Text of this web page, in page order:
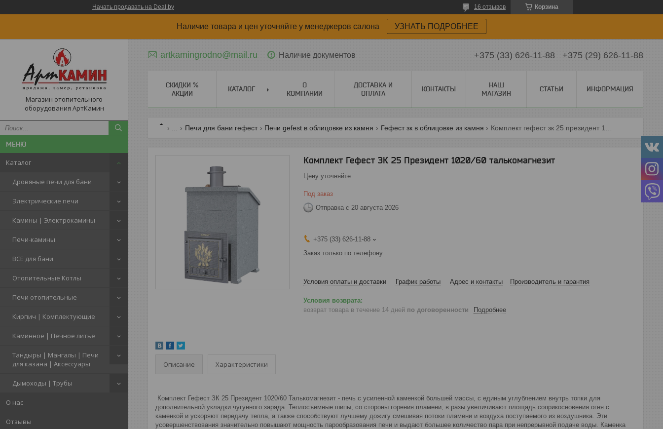
Начать продавать на Deal.by Корзина
16 отзывов
Наличие товара и цен уточняйте у менеджеров салона УЗНАТЬ ПОДРОБНЕЕ
Магазин отопительного
оборудования АртКамин
Каталог
Дровяные печи для бани
Электрические печи
Камины | Электрокамины
Печи-камины
ВСЕ для бани
Отопительные Котлы
Печи отопительные
Кирпич | Комплектующие
Каминное | Печное литье
Тандыры | Мангалы | Печи
для казана | Аксессуары
Дымоходы | Трубы
О нас
Отзывы
artkamingrodno@mail.ru Наличие документов +375 (33) 626-11-88 +375 (29) 626-11-88
СКИДКИ %
АКЦИИ
КАТАЛОГ
О
КОМПАНИИ
ДОСТАВКА И
ОПЛАТА
КОНТАКТЫ
НАШ
МАГАЗИН
СТАТЬИ ИНФОРМАЦИЯ
Печи для бани гефест Печи gefest в облицовке из камня Гефест зк в облицовке из камня
Комплект Гефест ЗК 25 Президент 1020/60 талькомагнезит
Цену уточняйте
Под заказ
Отправка с 20 августа 2026
+375 (33) 626-11-88
Заказ только по телефону
Условия оплаты и доставки График работы Адрес и контакты Производитель и гарантия
возврат товара в течение 14 дней по договоренности Подробнее
Описание Характеристики
Комплект Гефест ЗК 25 Президент 1020/60 Талькомагнезит - печь с усиленной каменкой большей массы, с единым углублением внутрь топки для
дополнительной укладки чугунного заряда. Теплосъемные шипы, со стороны горения пламени, в разы увеличивают площадь соприкосновения огня с
каменкой и ускоряют передачу тепла, а также способствуют лучшему дожигу смешивая потоки пламени и воздуха поступаемого из воздушника. Эти
усовершенствования значительно повышают мощность парообразования печи и выдают большее количество пара при непрерывной подаче воды. Каменка